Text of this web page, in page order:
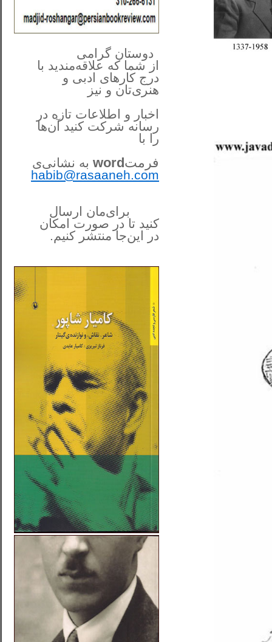
دوستان گرامی
از شما که علاقه‌مندید با
درج کارهای‌ ادبی و
هنری‌تان و نیز
اخبار و اطلاعات تازه در
رسانه شرکت کنید آن‌ها
را با
فرمتword به نشانی‌ی
habib@rasaaneh.com
برای‌مان ارسال
کنید تا در صورت امکان
در این‌جامنتشر کنیم.